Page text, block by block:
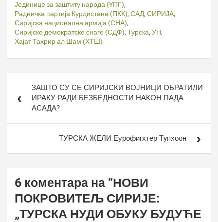
Јединице за заштиту народа (YПГ),
Радничка партија Курдистана (ПКК), САД, СИРИЈА,
Сиријска национална армија (СНА),
Сиријске демократске снаге (СДФ), Турска, УН,
Хајат Тахрир ал Шам (ХТШ)
чланкаЗАШТО СУ СЕ СИРИЈСКИ ВОЈНИЦИ ОБРАТИЛИ
ИРАКУ РАДИ БЕЗБЕДНОСТИ НАКОН ПАДА
АСАДА?
ТУРСКА ЖЕЛИ Еурофигхтер Тyпхоон
6 коментара на “НОВИ
ПОКРОВИТЕЉ СИРИЈЕ:
„ТУРСКА НУДИ ОБУКУ БУДУЋЕ